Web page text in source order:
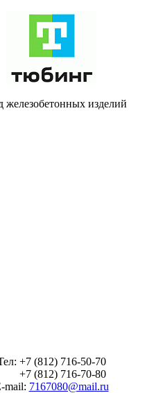
железобетонных изделий
+7 (812) 716-50-70
+7 (812) 716-70-80
mail: 7167080@mail.ru